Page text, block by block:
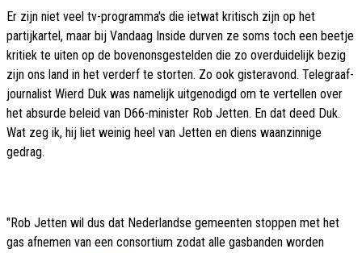
Er zijn niet veel tv-programma's die ietwat kritisch zijn op het
partijkartel, maar bij Vandaag Inside durven ze soms toch een beetje
kritiek te uiten op de bovenonsgestelden die zo overduidelijk bezig
zijn ons land in het verderf te storten. Zo ook gisteravond. Telegraaf-
journalist Wierd Duk was namelijk uitgenodigd om te vertellen over
het absurde beleid van D66-minister Rob Jetten. En dat deed Duk.
Wat zeg ik, hij liet weinig heel van Jetten en diens waanzinnige
gedrag.
"Rob Jetten wil dus dat Nederlandse gemeenten stoppen met het
gas afnemen van een consortium zodat alle gasbanden worden